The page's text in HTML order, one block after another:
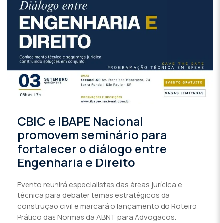
CBIC e IBAPE Nacional
promovem seminário para
fortalecer o diálogo entre
Engenharia e Direito
Evento reunirá especialistas das áreas jurídica e
técnica para debater temas estratégicos da
construção civil e marcará o lançamento do Roteiro
Prático das Normas da ABNT para Advogados.